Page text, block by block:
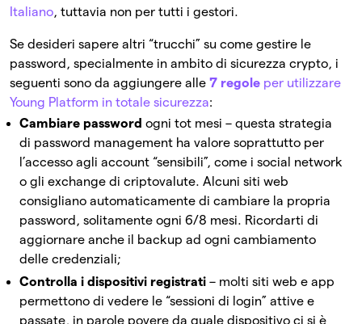
Italiano, tuttavia non per tutti i gestori.
Se desideri sapere altri “trucchi” su come gestire le
password, specialmente in ambito di sicurezza crypto, i
seguenti sono da aggiungere alle 7 regole per utilizzare
Young Platform in totale sicurezza:
Cambiare password ogni tot mesi – questa strategia
di password management ha valore soprattutto per
l’accesso agli account “sensibili”, come i social network
o gli exchange di criptovalute. Alcuni siti web
consigliano automaticamente di cambiare la propria
password, solitamente ogni 6/8 mesi. Ricordarti di
aggiornare anche il backup ad ogni cambiamento
delle credenziali;
Controlla i dispositivi registrati – molti siti web e app
permettono di vedere le “sessioni di login” attive e
passate, in parole povere da quale dispositivo ci si è